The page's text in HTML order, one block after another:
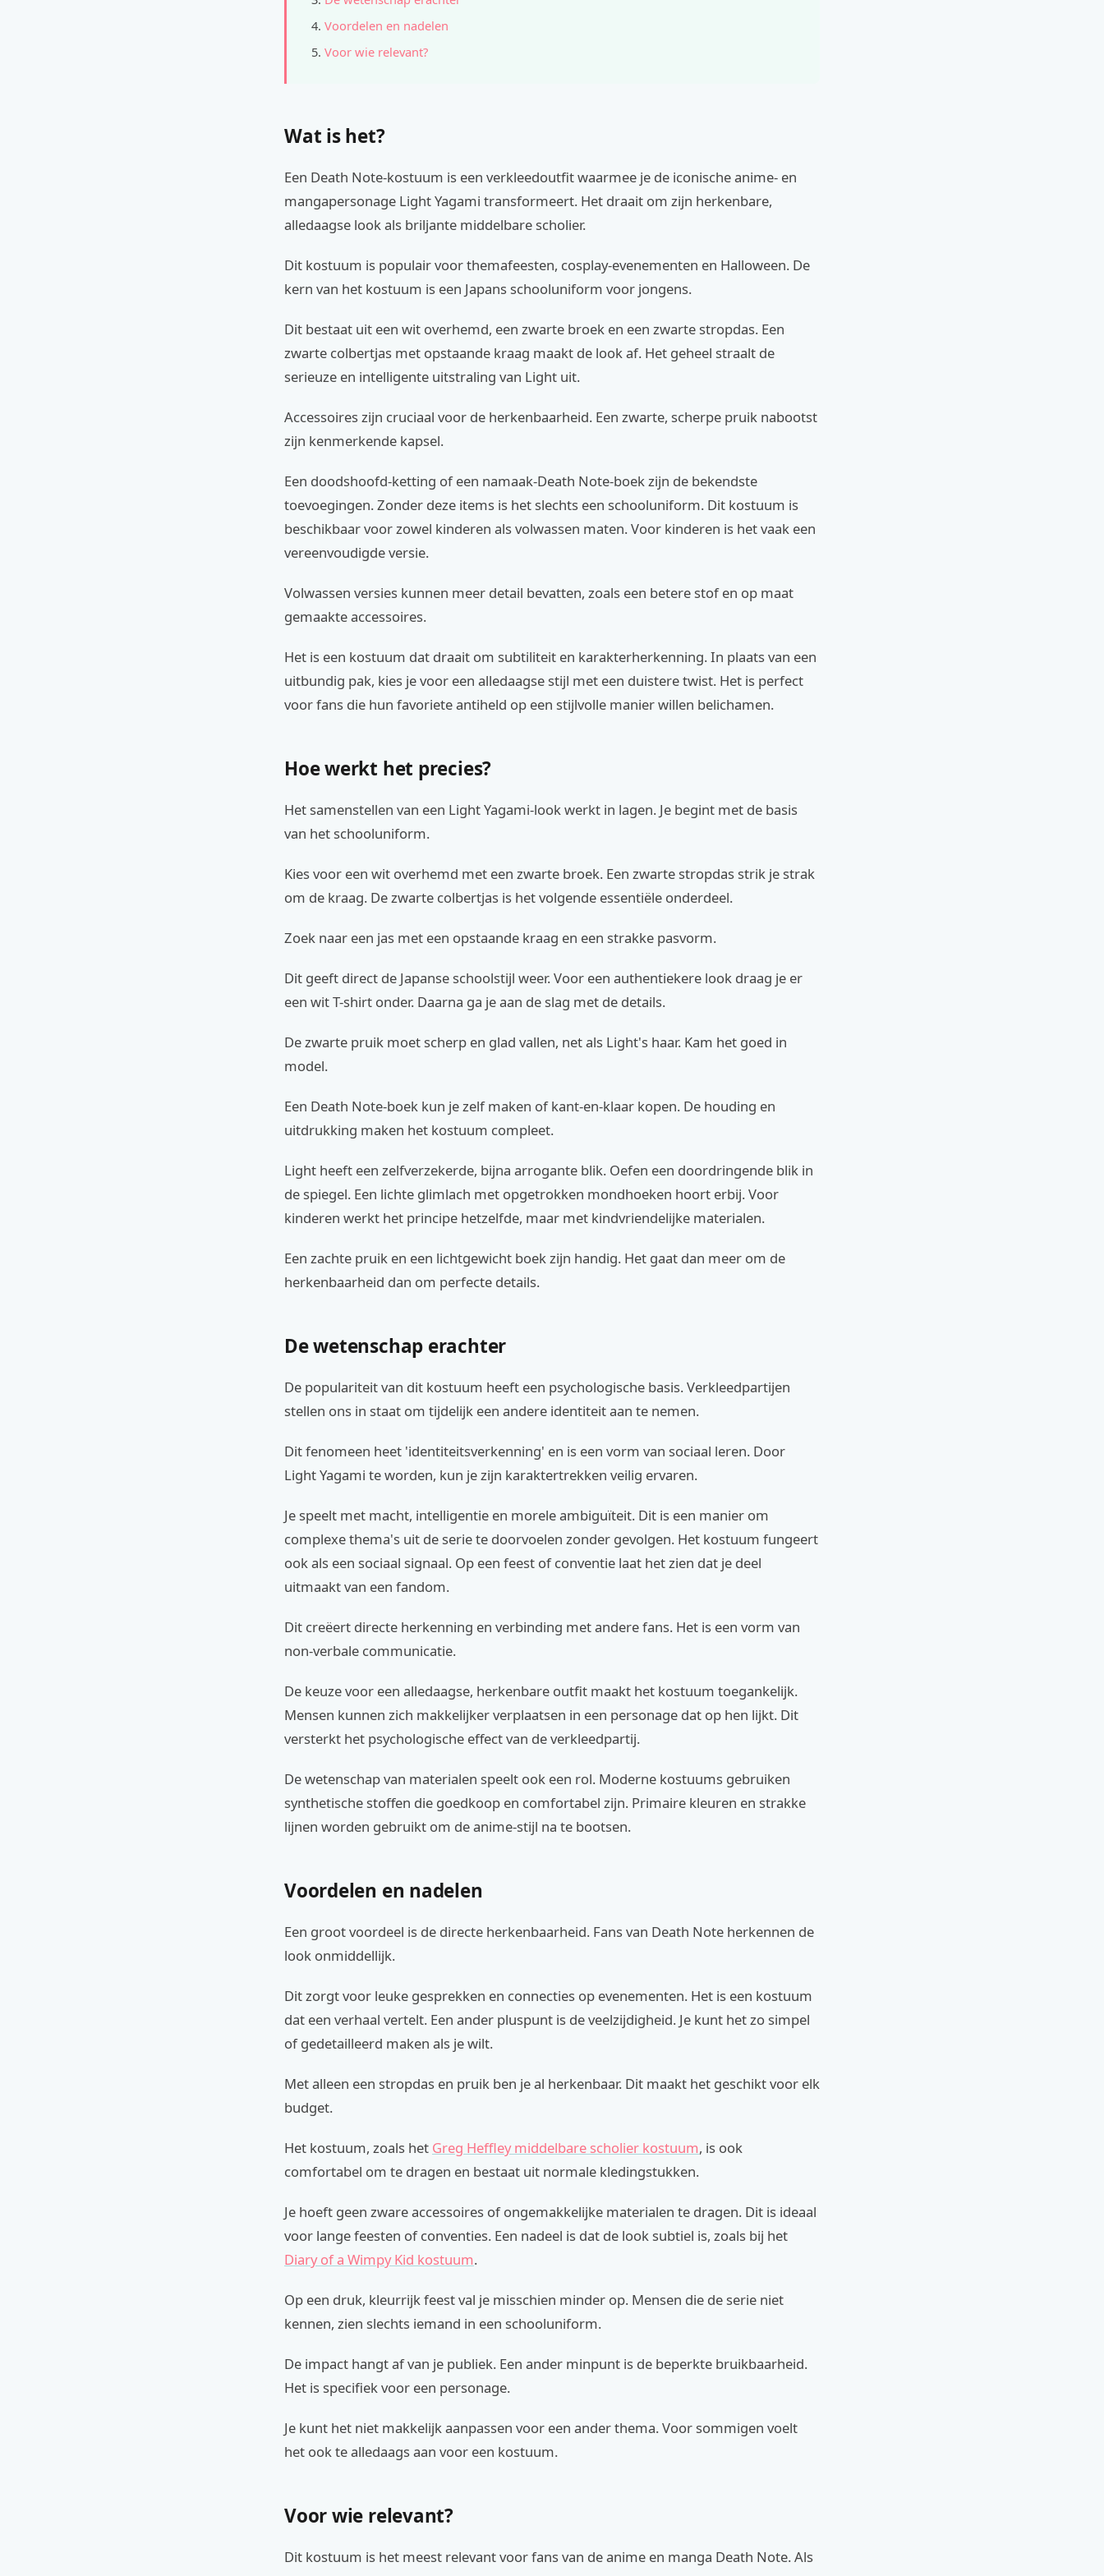
Voordelen en nadelen
Voor wie relevant?
Wat is het?
Een Death Note-kostuum is een verkleedoutfit waarmee je de iconische anime- en
mangapersonage Light Yagami transformeert. Het draait om zijn herkenbare,
alledaagse look als briljante middelbare scholier.
Dit kostuum is populair voor themafeesten, cosplay-evenementen en Halloween. De
kern van het kostuum is een Japans schooluniform voor jongens.
Dit bestaat uit een wit overhemd, een zwarte broek en een zwarte stropdas. Een
zwarte colbertjas met opstaande kraag maakt de look af. Het geheel straalt de
serieuze en intelligente uitstraling van Light uit.
Accessoires zijn cruciaal voor de herkenbaarheid. Een zwarte, scherpe pruik nabootst
zijn kenmerkende kapsel.
Een doodshoofd-ketting of een namaak-Death Note-boek zijn de bekendste
toevoegingen. Zonder deze items is het slechts een schooluniform. Dit kostuum is
beschikbaar voor zowel kinderen als volwassen maten. Voor kinderen is het vaak een
vereenvoudigde versie.
Volwassen versies kunnen meer detail bevatten, zoals een betere stof en op maat
gemaakte accessoires.
Het is een kostuum dat draait om subtiliteit en karakterherkenning. In plaats van een
uitbundig pak, kies je voor een alledaagse stijl met een duistere twist. Het is perfect
voor fans die hun favoriete antiheld op een stijlvolle manier willen belichamen.
Hoe werkt het precies?
Het samenstellen van een Light Yagami-look werkt in lagen. Je begint met de basis
van het schooluniform.
Kies voor een wit overhemd met een zwarte broek. Een zwarte stropdas strik je strak
om de kraag. De zwarte colbertjas is het volgende essentiële onderdeel.
Zoek naar een jas met een opstaande kraag en een strakke pasvorm.
Dit geeft direct de Japanse schoolstijl weer. Voor een authentiekere look draag je er
een wit T-shirt onder. Daarna ga je aan de slag met de details.
De zwarte pruik moet scherp en glad vallen, net als Light's haar. Kam het goed in
model.
Een Death Note-boek kun je zelf maken of kant-en-klaar kopen. De houding en
uitdrukking maken het kostuum compleet.
Light heeft een zelfverzekerde, bijna arrogante blik. Oefen een doordringende blik in
de spiegel. Een lichte glimlach met opgetrokken mondhoeken hoort erbij. Voor
kinderen werkt het principe hetzelfde, maar met kindvriendelijke materialen.
Een zachte pruik en een lichtgewicht boek zijn handig. Het gaat dan meer om de
herkenbaarheid dan om perfecte details.
De wetenschap erachter
De populariteit van dit kostuum heeft een psychologische basis. Verkleedpartijen
stellen ons in staat om tijdelijk een andere identiteit aan te nemen.
Dit fenomeen heet 'identiteitsverkenning' en is een vorm van sociaal leren. Door
Light Yagami te worden, kun je zijn karaktertrekken veilig ervaren.
Je speelt met macht, intelligentie en morele ambiguïteit. Dit is een manier om
complexe thema's uit de serie te doorvoelen zonder gevolgen. Het kostuum fungeert
ook als een sociaal signaal. Op een feest of conventie laat het zien dat je deel
uitmaakt van een fandom.
Dit creëert directe herkenning en verbinding met andere fans. Het is een vorm van
non-verbale communicatie.
De keuze voor een alledaagse, herkenbare outfit maakt het kostuum toegankelijk.
Mensen kunnen zich makkelijker verplaatsen in een personage dat op hen lijkt. Dit
versterkt het psychologische effect van de verkleedpartij.
De wetenschap van materialen speelt ook een rol. Moderne kostuums gebruiken
synthetische stoffen die goedkoop en comfortabel zijn. Primaire kleuren en strakke
lijnen worden gebruikt om de anime-stijl na te bootsen.
Voordelen en nadelen
Een groot voordeel is de directe herkenbaarheid. Fans van Death Note herkennen de
look onmiddellijk.
Dit zorgt voor leuke gesprekken en connecties op evenementen. Het is een kostuum
dat een verhaal vertelt. Een ander pluspunt is de veelzijdigheid. Je kunt het zo simpel
of gedetailleerd maken als je wilt.
Met alleen een stropdas en pruik ben je al herkenbaar. Dit maakt het geschikt voor elk
budget.
Het kostuum, zoals het Greg Heffley middelbare scholier kostuum, is ook
comfortabel om te dragen en bestaat uit normale kledingstukken.
Je hoeft geen zware accessoires of ongemakkelijke materialen te dragen. Dit is ideaal
voor lange feesten of conventies. Een nadeel is dat de look subtiel is, zoals bij het
Diary of a Wimpy Kid kostuum.
Op een druk, kleurrijk feest val je misschien minder op. Mensen die de serie niet
kennen, zien slechts iemand in een schooluniform.
De impact hangt af van je publiek. Een ander minpunt is de beperkte bruikbaarheid.
Het is specifiek voor een personage.
Je kunt het niet makkelijk aanpassen voor een ander thema. Voor sommigen voelt
het ook te alledaags aan voor een kostuum.
Voor wie relevant?
Dit kostuum is het meest relevant voor fans van de anime en manga Death Note. Als